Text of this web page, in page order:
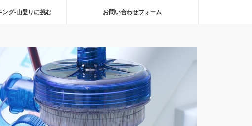
ング-山登りに挑む お問い合わせフォーム